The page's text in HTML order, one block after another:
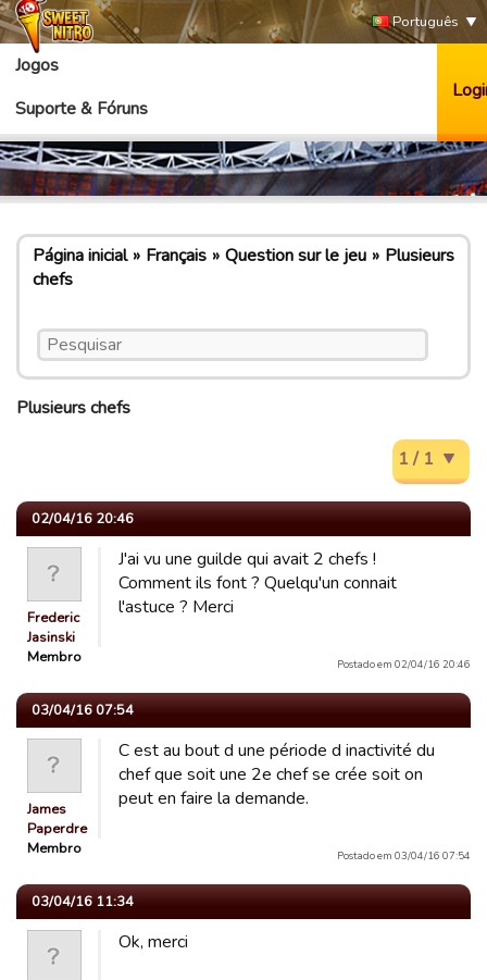
Português
Jogos
Suporte & Fóruns
Página inicial Français Question sur le jeu
Plusieurs
chefs
Plusieurs chefs
1 / 1
02/04/16 20:46
Frederic
Jasinski
Membro
J'ai vu une guilde qui avait 2 chefs !
Comment ils font ? Quelqu'un connait
l'astuce ? Merci
Postado em 02/04/16 20:46
03/04/16 07:54
James
Paperdre
Membro
C est au bout d une période d inactivité du
chef que soit une 2e chef se crée soit on
peut en faire la demande.
Postado em 03/04/16 07:54
03/04/16 11:34
Ok, merci